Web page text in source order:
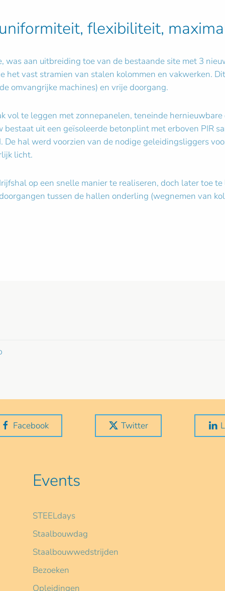
flexibiliteit,
was aan uitbreiding toe van de bestaande site met 3
het vast stramien van stalen kolommen en vakwerken.
omvangrijke machines) en vrije doorgang.
vol te leggen met zonnepanelen, teneinde
uit een geïsoleerde betonplint met erboven PIR
hal werd voorzien van de nodige geleidingsliggers
licht.
op een snelle manier te realiseren, doch later toe
tussen de hallen onderling (wegnemen van
Facebook Twitter
Events
STEELdays
Staalbouwdag
Staalbouwwedstrijden
Bezoeken
Opleidingen